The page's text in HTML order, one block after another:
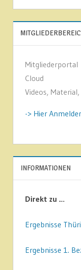
Mitgliederportal
Cloud
Videos,
-> Hier
INFORMATIONEN
Direkt zu …
Ergebnisse
Ergebnisse 1.